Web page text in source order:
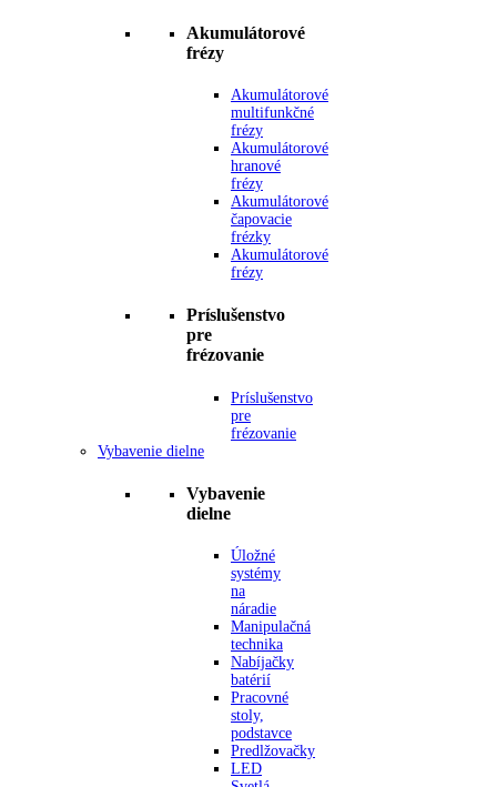
Akumulátorové
frézy
Akumulátorové
multifunkčné
frézy
Akumulátorové
hranové
frézy
Akumulátorové
čapovacie
frézky
Akumulátorové
frézy
Príslušenstvo
pre
frézovanie
Príslušenstvo
pre
frézovanie
Vybavenie dielne
Vybavenie
dielne
Úložné
systémy
na
náradie
Manipulačná
technika
Nabíjačky
batérií
Pracovné
stoly,
podstavce
Predlžovačky
LED